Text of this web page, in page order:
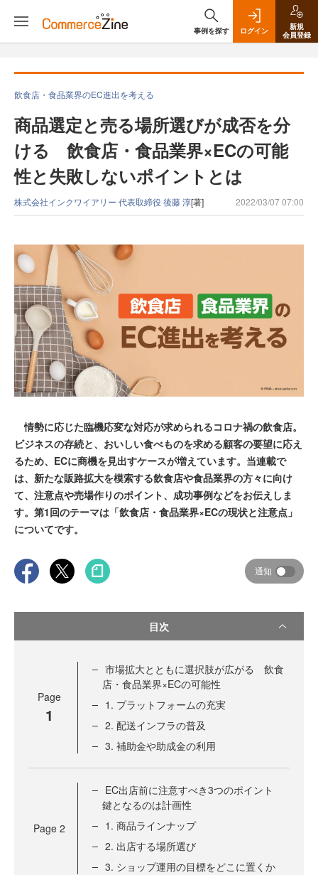
事例を探す ログイン
新規
会員登録
飲食店・食品業界のEC進出を考える
商品選定と売る場所選びが成否を分
ける 飲食店・食品業界×ECの可能
性と失敗しないポイントとは
株式会社インクワイアリー 代表取締役 後藤 淳[著] 2022/03/07 07:00
情勢に応じた臨機応変な対応が求められるコロナ禍の飲食店。
ビジネスの存続と、おいしい食べものを求める顧客の要望に応え
るため、ECに商機を見出すケースが増えています。当連載で
は、新たな販路拡大を模索する飲食店や食品業界の方々に向け
て、注意点や売場作りのポイント、成功事例などをお伝えしま
す。第1回のテーマは「飲食店・食品業界×ECの現状と注意点」
についてです。
通知
目次
Page
1
市場拡大とともに選択肢が広がる 飲食
店・食品業界×ECの可能性
1. プラットフォームの充実
2. 配送インフラの普及
3. 補助金や助成金の利用
Page 2
EC出店前に注意すべき3つのポイント
鍵となるのは計画性
1. 商品ラインナップ
2. 出店する場所選び
3. ショップ運用の目標をどこに置くか